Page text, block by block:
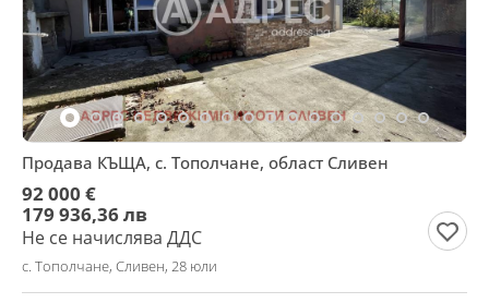
Продава КЪЩА, с. Тополчане, област Сливен
92 000 €
179 936,36 лв
Не се начислява ДДС
с. Тополчане, Сливен, 28 юли